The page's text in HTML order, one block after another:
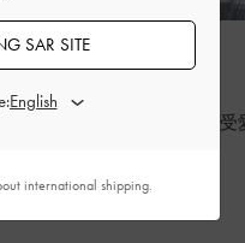
七夕，重新感
SAR SITE
international shipping.